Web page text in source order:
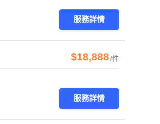
服務詳情
$18,888/件
服務詳情